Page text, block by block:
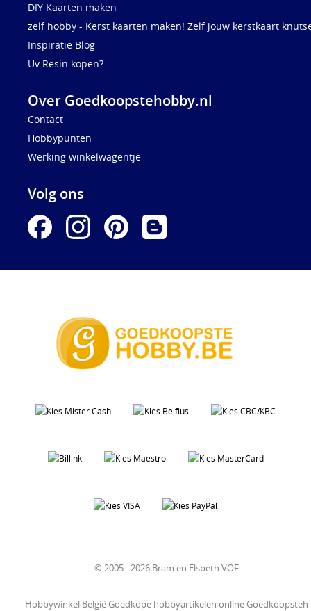
DIY Kaarten maken
zelf hobby - Kerst kaarten maken! Zelf jouw kerstkaart
Inspiratie Blog
Uv Resin kopen?
Over Goedkoopstehobby.nl
Contact
Hobbypunten
Werking winkelwagentje
Volg ons
© 2005 - 2026 Bram en Elsbeth VOF
Hobbywinkel België Goedkope hobbyartikelen online Goedkoopsteh